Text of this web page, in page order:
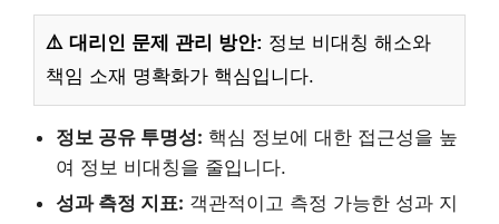
⚠️ 대리인 문제 관리 방안: 정보 비대칭 해소와
책임 소재 명확화가 핵심입니다.
정보 공유 투명성: 핵심 정보에 대한 접근성을 높
여 정보 비대칭을 줄입니다.
성과 측정 지표: 객관적이고 측정 가능한 성과 지